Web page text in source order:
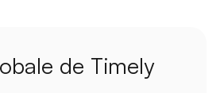
de Timely